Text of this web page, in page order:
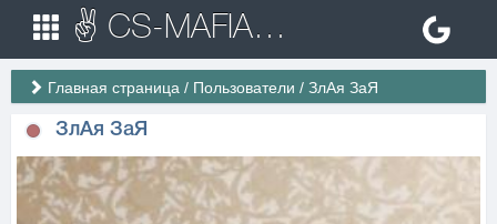
✌ CS-MAFIA.RU ✌ Игровые сервера Counter Strike 1.6
Главная страница / Пользователи / ЗлАя ЗаЯ
ЗлАя ЗаЯ